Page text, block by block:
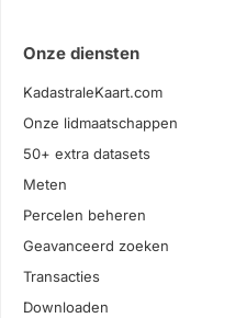
Onze diensten
KadastraleKaart.com
Onze lidmaatschappen
50+ extra datasets
Meten
Percelen beheren
Geavanceerd zoeken
Transacties
Downloaden